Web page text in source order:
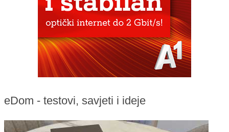
eDom - testovi, savjeti i ideje